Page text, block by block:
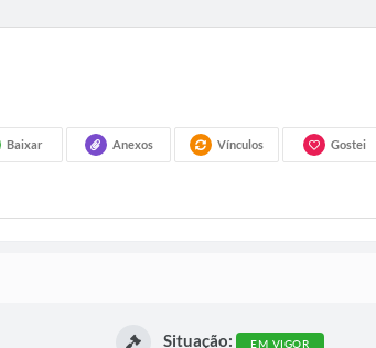
Baixar Anexos Vínculos Gostei
Situação: EM VIGOR